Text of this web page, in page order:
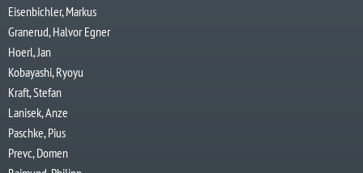
Eisenbichler, Markus
Granerud, Halvor Egner
Hoerl, Jan
Kobayashi, Ryoyu
Kraft, Stefan
Lanisek, Anze
Paschke, Pius
Prevc, Domen